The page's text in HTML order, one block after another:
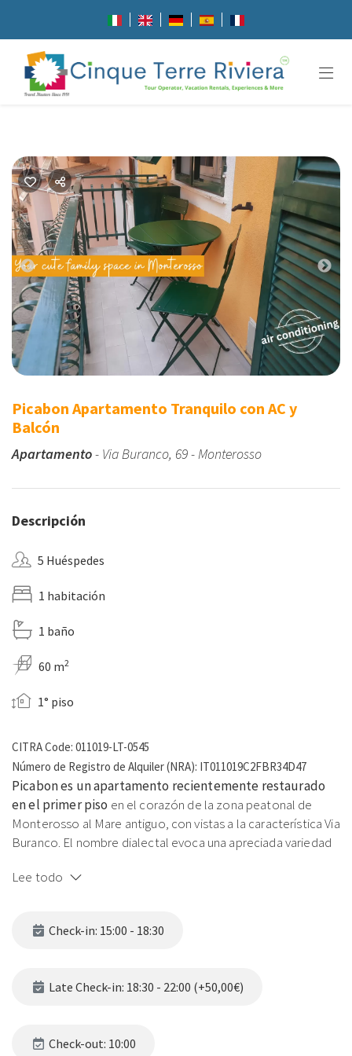
Previous
Picabon Apartamento Tranquilo con AC y
Balcón
Apartamento- Via Buranco, 69 - Monterosso
Descripción
5 Huéspedes
1 habitación
1 baño
60 m2
1° piso
CITRA Code: 011019-LT-0545
Número de Registro de Alquiler (NRA): IT011019C2FBR34D47
Picabon es un apartamento recientemente restaurado
en el primer piso en el corazón de la zona peatonal de
Monterosso al Mare antiguo, con vistas a la característica Via
Buranco. El nombre dialectal evoca una apreciada variedad
típicos de esta región — un homenaje a la tradición
El apartamento ofrece una espaciosa zona de estar con
baño elegante con ducha y balcón en Via Buranco con
individual en la espaciosa cocina.
Lee todo
Check-in: 15:00 - 18:30
Late Check-in: 18:30 - 22:00 (+50,00€)
Check-out: 10:00